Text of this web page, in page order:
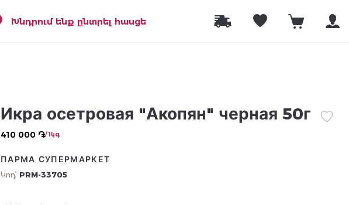
Խնդրում ենք ընտրել հասցե
Икра осетровая "Акопян" черная 50г
410 000 ֏/ 1կգ
ПАРМА СУПЕРМАРКЕТ
Կոդ՝ PRM-33705